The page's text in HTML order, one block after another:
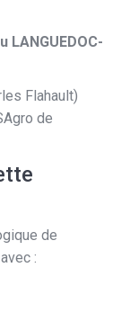
LANGUEDOC-
Flahault)
de
de
: